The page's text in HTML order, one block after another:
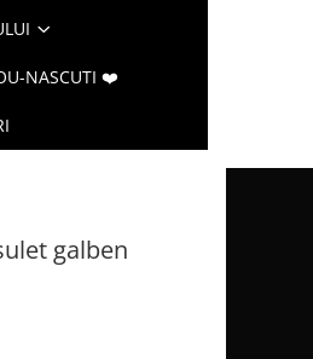
NASCUTI ❤️
galben